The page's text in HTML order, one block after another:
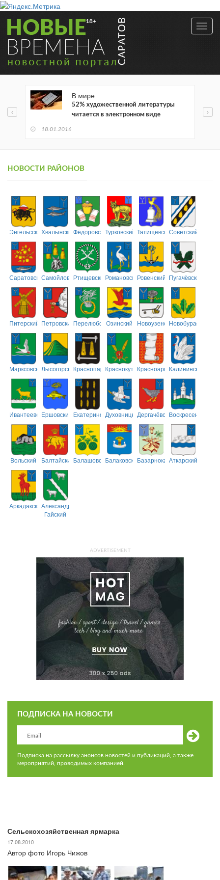
В мире
52% художественной литературы
читается в электронном виде
18.01.2016
НОВОСТИ РАЙОНОВ
ЭнгельсскийХвалынскийФёдоровскийТурковский ТатищевскийСоветский
СаратовскийСамойловскийРтищевскийРомановскийРовенский Пугачёвский
Питерский ПетровскийПерелюбскийОзинский НовоузенскийНовобурасский
МарксовскийЛысогорскийКраснопартизанский
КраснокутскийКрасноармейский
Калининский
ИвантеевскийЕршовский ЕкатериновскийДуховницкийДергачёвскийВоскресенский
Вольский БалтайскийБалашовскийБалаковскийБазарнокарабулакский
Аткарский
АркадакскийАлександрово-
Гайский
ADVERTISEMENT
ПОДПИСКА НА НОВОСТИ
Подписка на рассылку анонсов новостей и публикаций, а также
мероприятий, проводимых компанией.
Сельскохозяйственная ярмарка
17.08.2010
Автор фото Игорь Чижов